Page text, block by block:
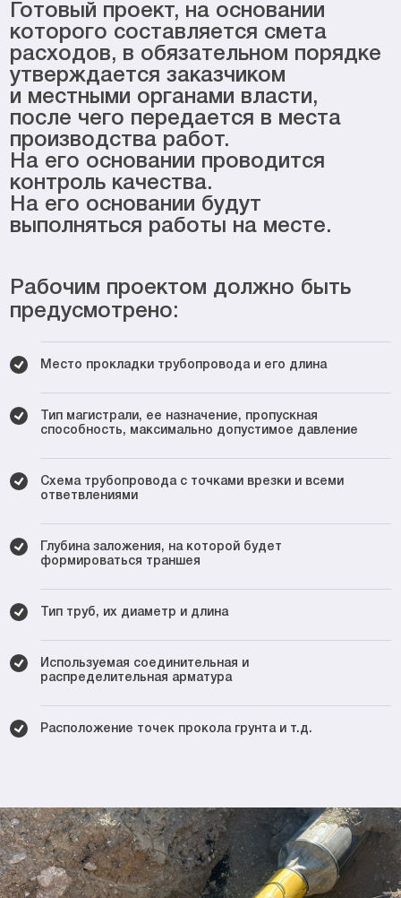
Готовый проект, на основании
которого составляется смета
расходов, в обязательном порядке
утверждается заказчиком
и местными органами власти,
после чего передается в места
производства работ.
На его основании проводится
контроль качества.
На его основании будут
выполняться работы на месте.
Рабочим проектом должно быть
предусмотрено:
Место прокладки трубопровода и его длина
Тип магистрали, ее назначение, пропускная
способность, максимально допустимое давление
Схема трубопровода с точками врезки и всеми
ответвлениями
Глубина заложения, на которой будет
формироваться траншея
Тип труб, их диаметр и длина
Используемая соединительная и
распределительная арматура
Расположение точек прокола грунта и т.д.